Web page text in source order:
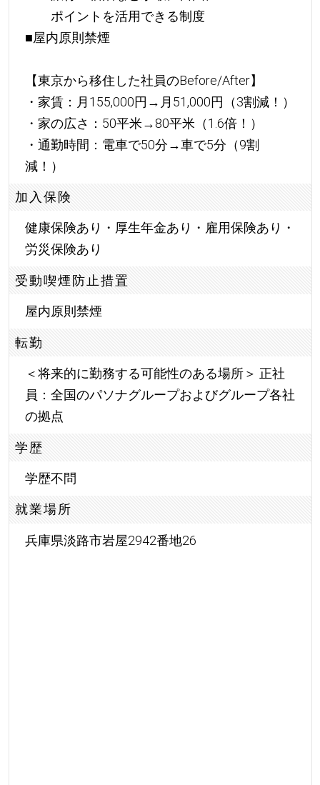
ポイントを活用できる制度
■屋内原則禁煙
【東京から移住した社員のBefore/After】
・家賃：月155,000円→月51,000円（3割減！）
・家の広さ：50平米→80平米（1.6倍！）
・通勤時間：電車で50分→車で5分（9割
減！）
加入保険
健康保険あり・厚生年金あり・雇用保険あり・
労災保険あり
受動喫煙防止措置
屋内原則禁煙
転勤
＜将来的に勤務する可能性のある場所＞ 正社
員：全国のパソナグループおよびグループ各社
の拠点
学歴
学歴不問
就業場所
兵庫県淡路市岩屋2942番地26